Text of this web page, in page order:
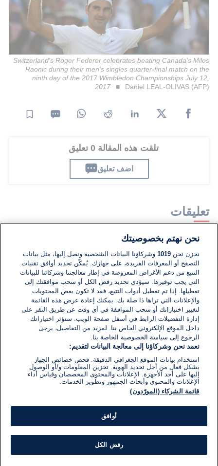
Switzerland's Roger Federer celebrates beating Canada's Milos
Raonic during their men's singles quarter-final match on the
ninth day of the 2017 Wimbledon Championships July 12,
2017
Daniel LEAL-OLIVAS (AFP)
تلقت هذه المقالة 0 تعليق
اضف تعليق
تعليقات
لا توجد تعليقات مكتوبة حتى الآن. كن الأول!
اكتب تعليقًا جديدًا ...
نحن نهتم بخصوصيتك
نخزن نحن1019 وشركاؤنا البيانات الشخصية ونصل إليها، مثل بيانات
التصفح أو المعرفات الفريدة، على جهازك. يُمكّن تحديد أوافق تقنيات
التتبع من دعم الأغراض المعروضة في إطار معالجتنا وشركائنا للبيانات
التي يجب توفيرها. سيؤدي تحديد رفض الكل أو سحب موافقتك إلى
تعطيلها. إذا تم تعطيل أدوات التتبع، فقد لا تكون بعض المحتويات
والإعلانات التي تراها ذا صلة بك. يمكنك إعادة عرض هذه القائمة
لتغيير اختياراتك أو سحب الموافقة في أي وقت عن طريق النقر على
إدارة التفضيلات الرابط في أسفل صفحة الويب. ستؤثر اختياراتك
داخل الموقع الإلكتروني الخاص بنا. لمزيد من التفاصيل، يرجى
الرجوع إلى سياسة الخصوصية الخاصة بنا.
نعمد نحن وشركاؤنا إلى معالجة البيانات لتقديم:
استخدام بيانات الموقع الجغرافي الدقيقة. فحص خصائص الجهاز
بشكل فعال من أجل تحديد الهوية. تخزين المعلومات و/أو الوصول
إليها على أحد الأجهزة. الإعلانات والمحتوى المخصصان وقياس أداء
الإعلانات والمحتوى وأبحاث الجمهور وتطوير الخدمات.
قائمة الشركاء (المورّدون)
أوافق
رفض الكل